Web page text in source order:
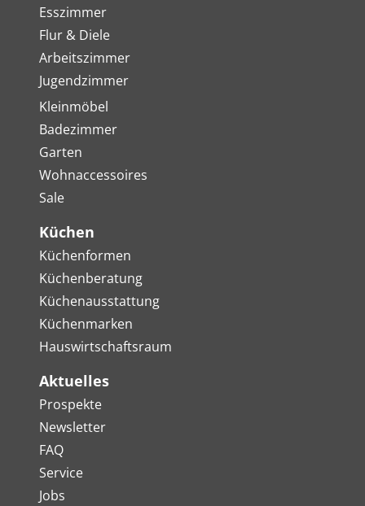
Esszimmer
Flur & Diele
Arbeitszimmer
Jugendzimmer
Kleinmöbel
Badezimmer
Garten
Wohnaccessoires
Sale
Küchen
Küchenformen
Küchenberatung
Küchenausstattung
Küchenmarken
Hauswirtschaftsraum
Aktuelles
Prospekte
Newsletter
FAQ
Service
Jobs